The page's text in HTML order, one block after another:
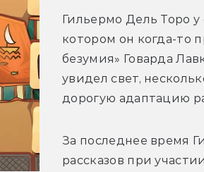
Гильермо Дель Торо у
котором он когда-то
безумия» Говарда
увидел свет,
дорогую адаптацию
За последнее время
рассказов при